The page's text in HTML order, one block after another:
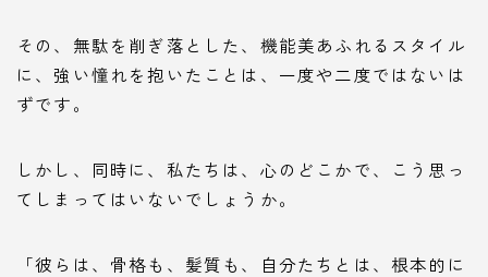
その、無駄を削ぎ落とした、機能美あふれるスタイル
に、強い憧れを抱いたことは、一度や二度ではないは
ずです。
しかし、同時に、私たちは、心のどこかで、こう思っ
てしまってはいないでしょうか。
「彼らは、骨格も、髪質も、自分たちとは、根本的に